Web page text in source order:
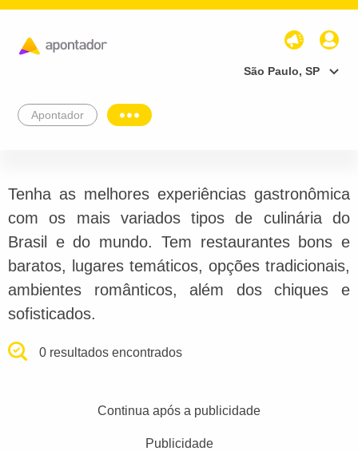
São Paulo, SP
Apontador
Tenha as melhores experiências gastronômica
com os mais variados tipos de culinária do
Brasil e do mundo. Tem restaurantes bons e
baratos, lugares temáticos, opções tradicionais,
ambientes românticos, além dos chiques e
sofisticados.
0 resultados encontrados
Continua após a publicidade
Publicidade